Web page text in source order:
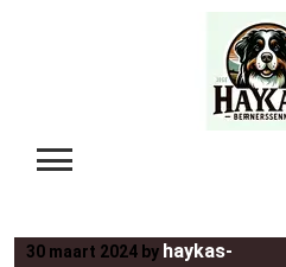
30 maart 2024 by haykas-